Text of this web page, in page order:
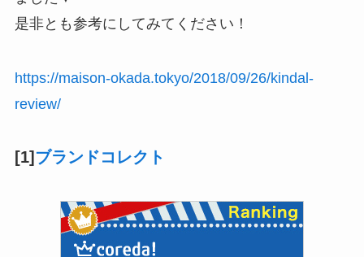
是非とも参考にしてみてください！
https://maison-okada.tokyo/2018/09/26/kindal-
review/
[1] ブランドコレクト